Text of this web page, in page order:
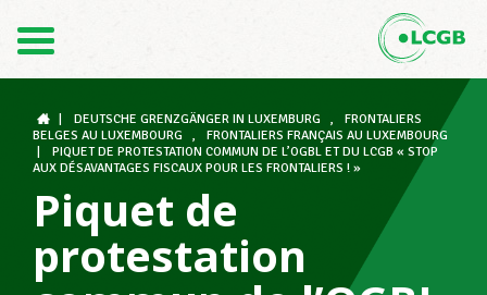
DE
Structures syndicales
DEUTSCHE GRENZGÄNGER IN LUXEMBURG ,
FRONTALIERS
BELGES AU LUXEMBOURG
,
FRONTALIERS FRANÇAIS AU LUXEMBOURG
PIQUET DE PROTESTATION COMMUN DE L’OGBL ET DU LCGB « STOP
AUX DÉSAVANTAGES FISCAUX POUR LES FRONTALIERS ! »
Piquet de
protestation